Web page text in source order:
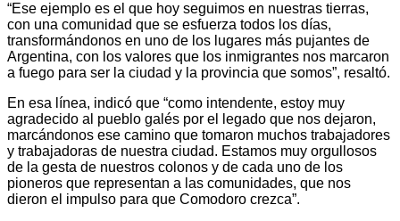
“Ese ejemplo es el que hoy seguimos en nuestras tierras,
con una comunidad que se esfuerza todos los días,
transformándonos en uno de los lugares más pujantes de
Argentina, con los valores que los inmigrantes nos marcaron
a fuego para ser la ciudad y la provincia que somos”, resaltó.
En esa línea, indicó que “como intendente, estoy muy
agradecido al pueblo galés por el legado que nos dejaron,
marcándonos ese camino que tomaron muchos trabajadores
y trabajadoras de nuestra ciudad. Estamos muy orgullosos
de la gesta de nuestros colonos y de cada uno de los
pioneros que representan a las comunidades, que nos
dieron el impulso para que Comodoro crezca”.